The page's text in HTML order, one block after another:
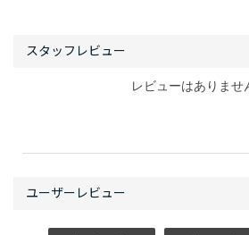
レビューはありませ